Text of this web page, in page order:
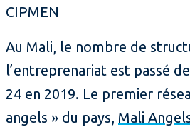
CIPMEN
Au Mali, le nombre de
l’entreprenariat est passé
24 en 2019. Le premier
angels » du pays, Mali